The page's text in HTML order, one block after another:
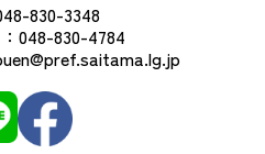
830-3348
048-830-4784